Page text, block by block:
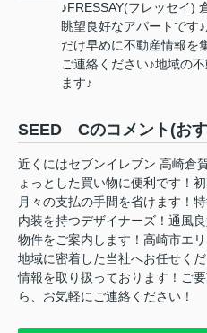
♪FRESSAY(フレッセイ)
眺望良好なアパートです
だけ早めに不動産情報を
ご連絡ください♪地域の
ます♪
SEED Cのコメント(お
近くにはセブンイレブン 高崎倉
ょっとした買い物に便利です！
月々の支払の手間を省けます！
内装を持つデザイナーズ！通風
物件をご案内します！高崎市エ
地域に密着した当社へお任せく
情報を取り扱っております！ご
ら、お気軽にご連絡ください！